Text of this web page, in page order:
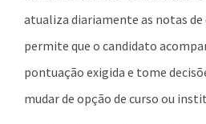
atualiza diariamente as notas de
permite que o candidato
pontuação exigida e tome
mudar de opção de curso ou